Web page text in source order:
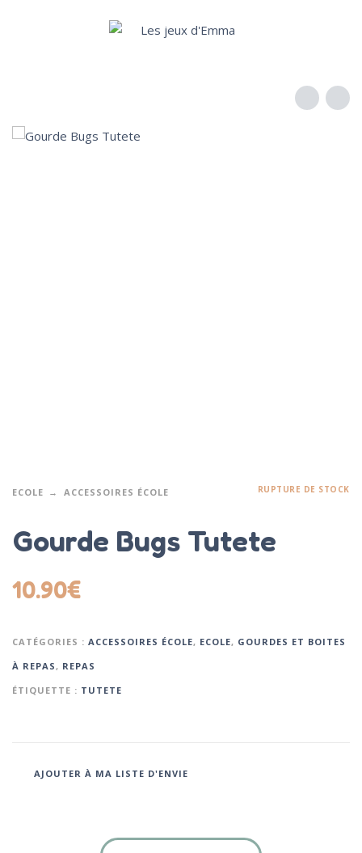
ECOLE ACCESSOIRES ÉCOLE RUPTURE DE STOCK
Gourde Bugs Tutete
10.90€
CATÉGORIES : ACCESSOIRES ÉCOLE, ECOLE, GOURDES ET BOITES
À REPAS, REPAS
ÉTIQUETTE : TUTETE
AJOUTER À MA LISTE D'ENVIE